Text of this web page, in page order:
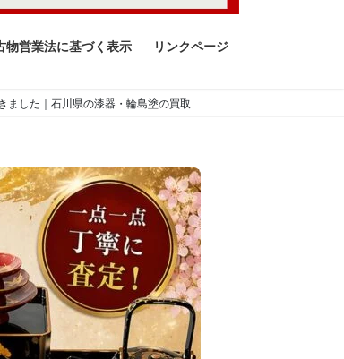
物営業法に基づく表示 リンクページ
ました｜石川県の漆器・輪島塗の買取